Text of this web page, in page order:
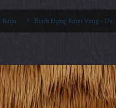
Bình Đựng Rượu